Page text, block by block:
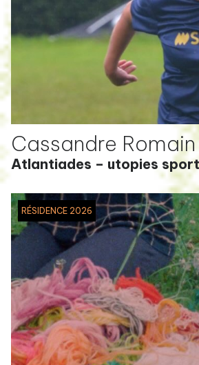
Cassandre
Atlantiades – utopies
RÉSIDENCE 2026